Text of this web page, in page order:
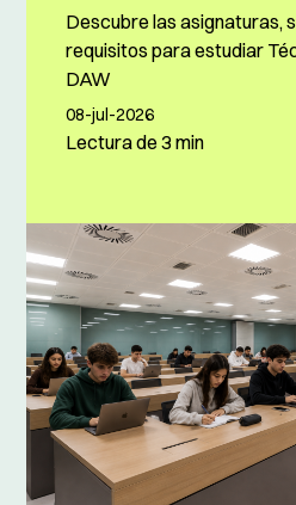
Descubre las asignaturas,
requisitos para estudiar
DAW
08-jul-2026
Lectura de3 min